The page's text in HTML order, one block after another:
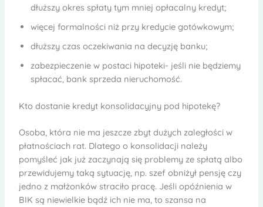
dłuższy okres spłaty tym mniej opłacalny kredyt;
więcej formalności niż przy kredycie gotówkowym;
dłuższy czas oczekiwania na decyzję banku;
zabezpieczenie w postaci hipoteki- jeśli nie będziemy
spłacać, bank sprzeda nieruchomość.
Kto dostanie kredyt konsolidacyjny pod hipotekę?
Osoba, która nie ma jeszcze zbyt dużych zaległości w
płatnościach rat. Dlatego o konsolidacji należy
pomyśleć jak już zaczynają się problemy ze spłatą albo
przewidujemy taką sytuację, np. szef obniżył pensję czy
jedno z małżonków straciło pracę. Jeśli opóźnienia w
BIK są niewielkie bądź ich nie ma, to szansa na